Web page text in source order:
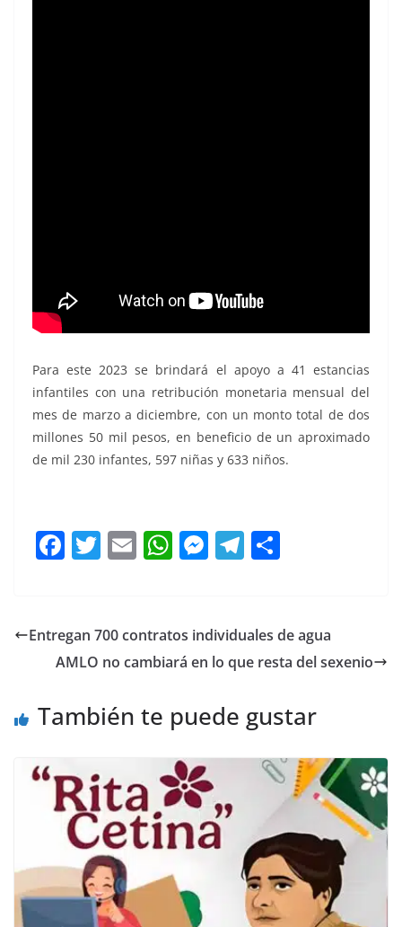
Para este 2023 se brindará el apoyo a 41 estancias
infantiles con una retribución monetaria mensual del
mes de marzo a diciembre, con un monto total de dos
millones 50 mil pesos, en beneficio de un aproximado
de mil 230 infantes, 597 niñas y 633 niños.
F
a
e
b
o
T
w
er
E
m
l
W
h
s
A
p
M
e
e
n
er
T
el
gr
a
p
ar
Entregan 700 contratos individuales de agua
AMLO no cambiará en lo que resta del sexenio
También te puede gustar